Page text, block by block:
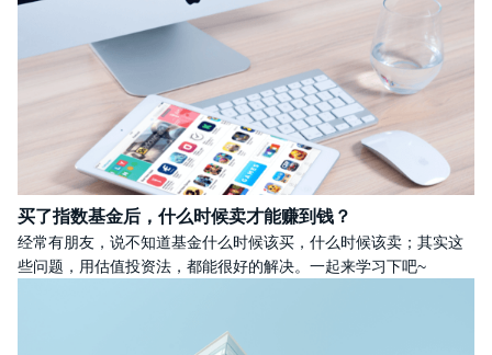
买了指数基金后，什么时候卖才能赚到钱？
经常有朋友，说不知道基金什么时候该买，什么时候该卖；其实这
些问题，用估值投资法，都能很好的解决。一起来学习下吧~